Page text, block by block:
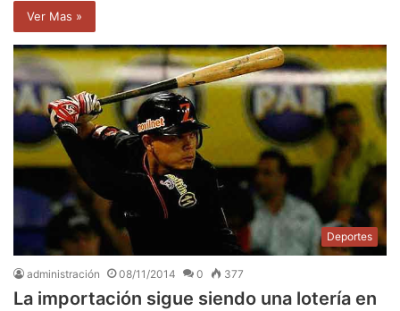
Ver Mas »
Deportes
administración 08/11/2014 0 377
La importación sigue siendo una lotería en